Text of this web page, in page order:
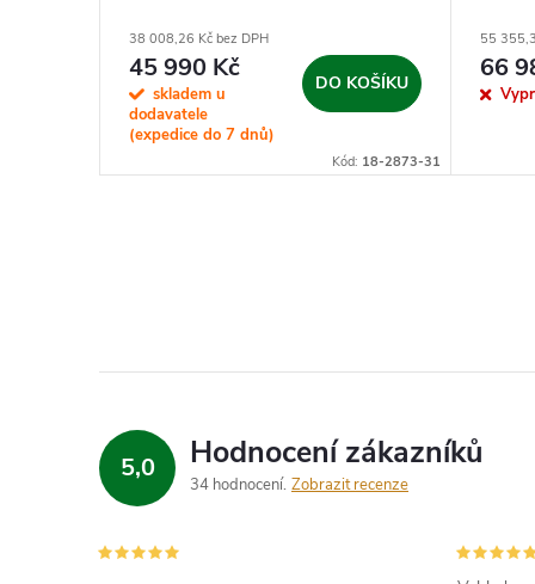
38 008,26 Kč bez DPH
45 990 Kč
skladem u
dodavatele
(expedice do 7 dnů)
DO KOŠÍKU
Kód: 18-2873-31
55
66
5,0 Hodnocení zákazníků
34 hodnocení Zobrazit recenze